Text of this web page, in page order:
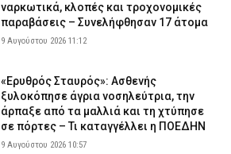
ναρκωτικά, κλοπές και τροχονομικές
παραβάσεις – Συνελήφθησαν 17 άτομα
9 Αυγούστου 2026 11:12
«Ερυθρός Σταυρός»: Ασθενής
ξυλοκόπησε άγρια νοσηλεύτρια, την
άρπαξε από τα μαλλιά και τη χτύπησε
σε πόρτες – Τι καταγγέλλει η ΠΟΕΔΗΝ
9 Αυγούστου 2026 10:57